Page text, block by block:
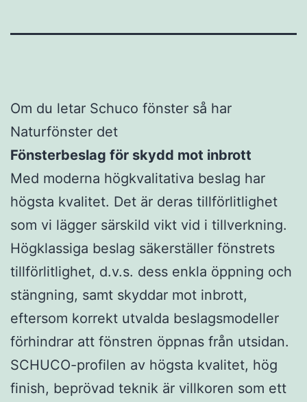
Om du letar Schuco fönster så har
Naturfönster det
Fönsterbeslag för skydd mot inbrott
Med moderna högkvalitativa beslag har
högsta kvalitet. Det är deras tillförlitlighet
som vi lägger särskild vikt vid i tillverkning.
Högklassiga beslag säkerställer fönstrets
tillförlitlighet, d.v.s. dess enkla öppning och
stängning, samt skyddar mot inbrott,
eftersom korrekt utvalda beslagsmodeller
förhindrar att fönstren öppnas från utsidan.
SCHUCO-profilen av högsta kvalitet, hög
finish, beprövad teknik är villkoren som ett